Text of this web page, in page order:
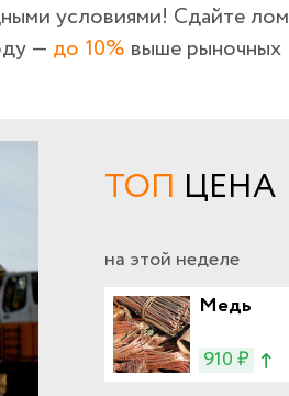
условиями! Сдайте лом
— до 10% выше рыночных
ТОП ЦЕНА
на этой неделе
Медь
910 ₽